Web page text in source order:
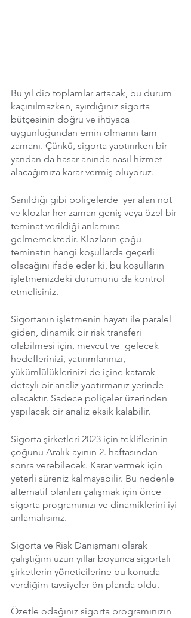
Bu yıl dip toplamlar artacak, bu durum
kaçınılmazken, ayırdığınız sigorta
bütçesinin doğru ve ihtiyaca
uygunluğundan emin olmanın tam
zamanı. Çünkü, sigorta yaptırırken bir
yandan da hasar anında nasıl hizmet
alacağımıza karar vermiş oluyoruz.
Sanıldığı gibi poliçelerde  yer alan not
ve klozlar her zaman geniş veya özel bir
teminat verildiği anlamına
gelmemektedir. Klozların çoğu
teminatın hangi koşullarda geçerli
olacağını ifade eder ki, bu koşulların
işletmenizdeki durumunu da kontrol
etmelisiniz.
Sigortanın işletmenin hayatı ile paralel
giden, dinamik bir risk transferi
olabilmesi için, mevcut ve  gelecek
hedeflerinizi, yatırımlarınızı,
yükümlülüklerinizi de içine katarak
detaylı bir analiz yaptırmanız yerinde
olacaktır. Sadece poliçeler üzerinden
yapılacak bir analiz eksik kalabilir.
Sigorta şirketleri 2023 için tekliflerinin
çoğunu Aralık ayının 2. haftasından
sonra verebilecek. Karar vermek için
yeterli süreniz kalmayabilir. Bu nedenle
alternatif planları çalışmak için önce
sigorta programınızı ve dinamiklerini iyi
anlamalısınız.
Sigorta ve Risk Danışmanı olarak
çalıştığım uzun yıllar boyunca sigortalı
şirketlerin yöneticilerine bu konuda
verdiğim tavsiyeler ön planda oldu.
Özetle odağınız sigorta programınızın